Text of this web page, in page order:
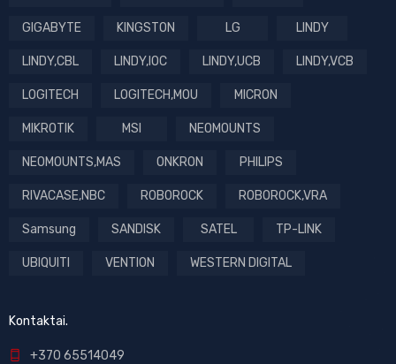
GIGABYTE KINGSTON LG LINDY
LINDY,CBL LINDY,IOC LINDY,UCB LINDY,VCB
LOGITECH LOGITECH,MOU MICRON
MIKROTIK MSI NEOMOUNTS
NEOMOUNTS,MAS ONKRON PHILIPS
RIVACASE,NBC ROBOROCK ROBOROCK,VRA
Samsung SANDISK SATEL TP-LINK
UBIQUITI VENTION WESTERN DIGITAL
Kontaktai.
+370 65514049